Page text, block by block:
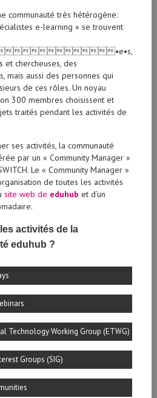
communauté très hétérogène:
e-learning » se trouvent
•e•s,
et chercheuses, des
mais aussi des personnes qui
de ces rôles. Un noyau
300 membres choisissent et
traités pendant les activités de
ses activités, la communauté
par un « Community Manager »
Le « Community Manager »
de toutes les activités
site web de eduhub et d’un
activités de la
eduhub ?
Technology Working Group (ETWG)
Groups (SIG)